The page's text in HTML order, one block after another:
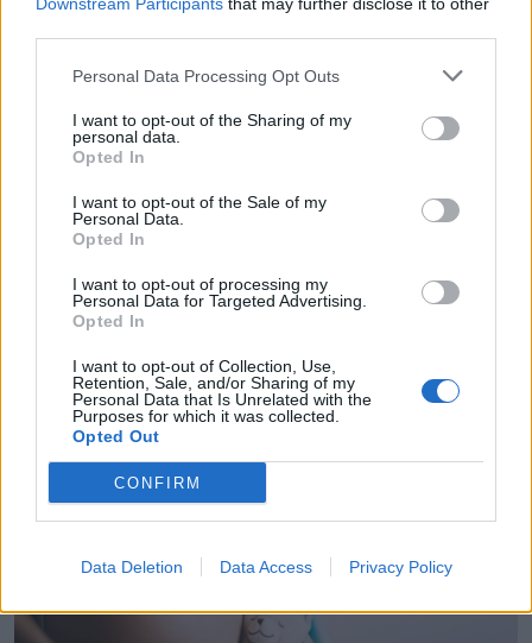
Personal Data Processing Opt Outs
I want to opt-out of the Sharing of my
personal data.
Opted In
I want to opt-out of the Sale of my
Personal Data.
Opted In
I want to opt-out of processing my
Personal Data for Targeted Advertising.
Opted In
I want to opt-out of Collection, Use,
Retention, Sale, and/or Sharing of my
Personal Data that Is Unrelated with the
Purposes for which it was collected.
Opted Out
CONFIRM
Data Deletion Data Access Privacy Policy
BĒRNUDĀRZNIEKS
6 prasmes, kas piemīt bērniem ar augstu emocionālo
inteliģenci